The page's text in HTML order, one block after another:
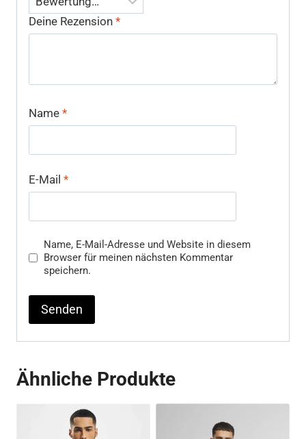
Deine Rezension *
Name *
E-Mail *
Name, E-Mail-Adresse und Website in diesem
Browser für meinen nächsten Kommentar
speichern.
Ähnliche Produkte